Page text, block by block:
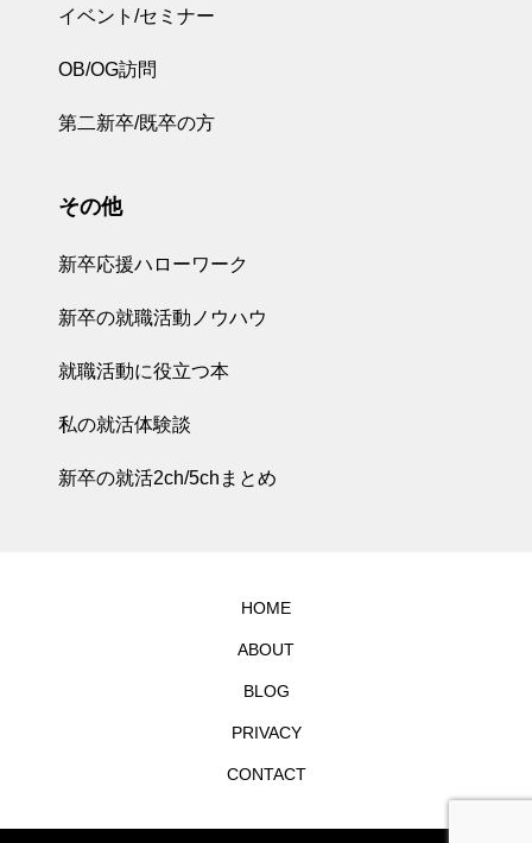
イベント/セミナー
OB/OG訪問
第二新卒/既卒の方
その他
新卒応援ハローワーク
新卒の就職活動ノウハウ
就職活動に役立つ本
私の就活体験談
新卒の就活2ch/5chまとめ
HOME
ABOUT
BLOG
PRIVACY
CONTACT